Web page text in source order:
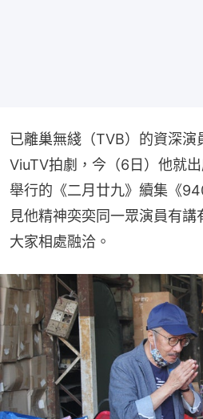
已離巢無綫（TVB）的資深演
ViuTV拍劇，今（6日）他就
舉行的《二月廿九》續集《
見他精神奕奕同一眾演員有講
大家相處融洽。